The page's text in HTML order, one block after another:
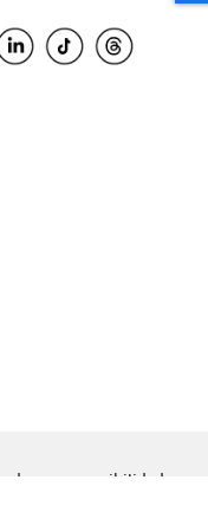
para accesibilidad